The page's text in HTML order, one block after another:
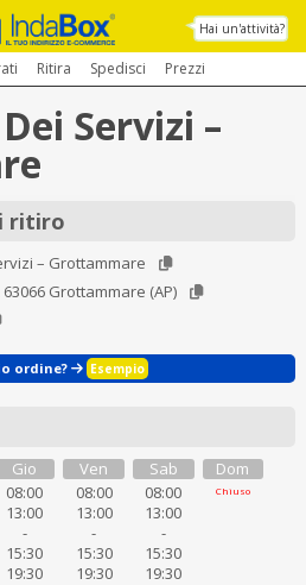
Hai un'attività?
Ritira Spedisci Prezzi
Servizi –
ritiro
– Grottammare
Grottammare (AP)
ordine? Esempio
Gio
08:00
13:00
-
15:30
19:30
Ven
08:00
13:00
-
15:30
19:30
Sab
08:00
13:00
-
15:30
19:30
Dom
Chiuso